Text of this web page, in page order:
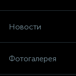
Новости
Фотогалерея